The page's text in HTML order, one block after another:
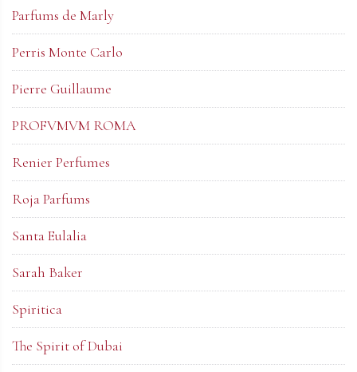
Parfums de Marly
Perris Monte Carlo
Pierre Guillaume
PROFVMVM ROMA
Renier Perfumes
Roja Parfums
Santa Eulalia
Sarah Baker
Spiritica
The Spirit of Dubai